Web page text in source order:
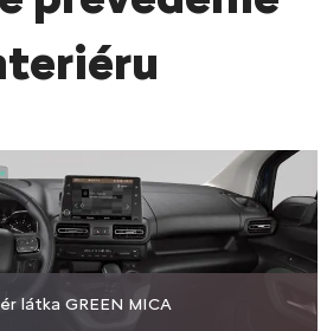
látka GREEN MICA